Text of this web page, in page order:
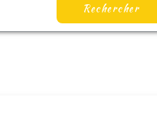
Rechercher